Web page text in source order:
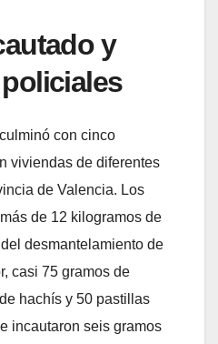
y
con cinco
viviendas de diferentes
de Valencia. Los
de 12 kilogramos de
desmantelamiento de
casi 75 gramos de
hachís y 50 pastillas
incautaron seis gramos